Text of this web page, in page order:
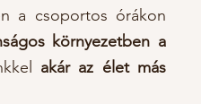
a csoportos órákon
környezetben a
akár az élet más